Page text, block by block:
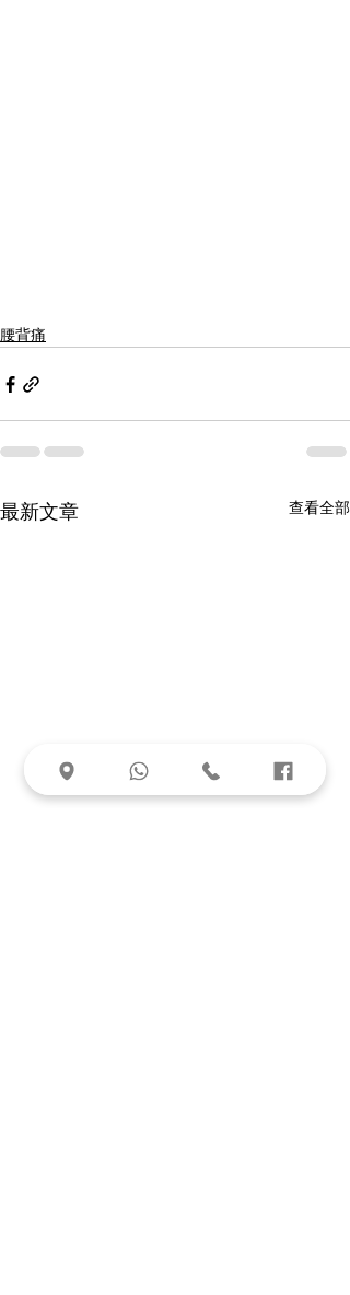
腰背痛
最新文章 查看全部